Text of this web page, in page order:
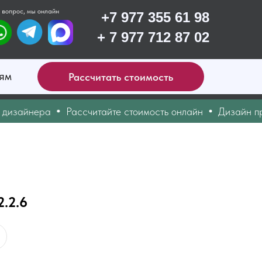
+7 977 355 61 98
мы онлайн
+ 7 977 712 87 02
Рассчитать стоимость
Рассчитайте стоимость онлайн Дизайн